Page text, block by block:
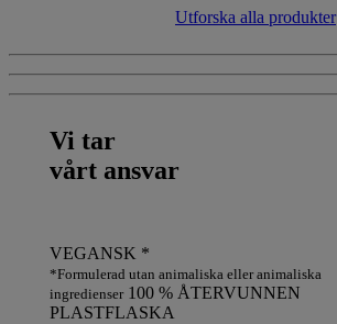
Utforska alla produkter​​
Vi tar
vårt ansvar
VEGANSK *
*Formulerad utan animaliska eller animaliska
ingredienser 100 % ÅTERVUNNEN
PLASTFLASKA